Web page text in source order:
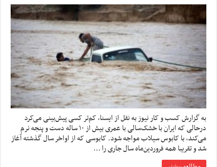
به گزارش کسب و کار نیوز به نقل از ایسنا، کم‌تر کسی پیش‌بینی می‌کرد
درحالی که ایران با خشک‌سالی با عمری بیش از ۱۰ ساله دست و پنجه نرم
می‌کند، با کابوس سیلاب مواجه شود. کابوسی که از اواخر سال گذشته آغاز
شد و تقریبا همه فروردین‌ماه سال جاری را …